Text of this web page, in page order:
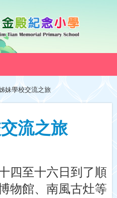
妹學校交流之旅
流之旅
四至十六日到了順
物館、南風古灶等